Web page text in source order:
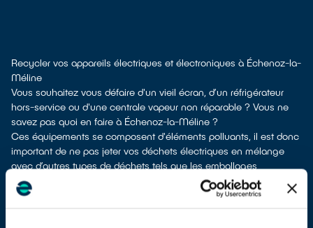
Recycler vos appareils électriques et électroniques à Échenoz-la-
Méline
Vous souhaitez vous défaire d'un vieil écran, d’un réfrigérateur
hors-service ou d'une centrale vapeur non réparable ? Vous ne
savez pas quoi en faire à Échenoz-la-Méline ?
Ces équipements se composent d'éléments polluants, il est donc
important de ne pas jeter vos déchets électriques en mélange
avec d’autres types de déchets tels que les emballages
ménagers, le mobilier usagé, les ordures ménagères, etc. Cela
rendrait irréalisable leur dépollution et leur recyclage.